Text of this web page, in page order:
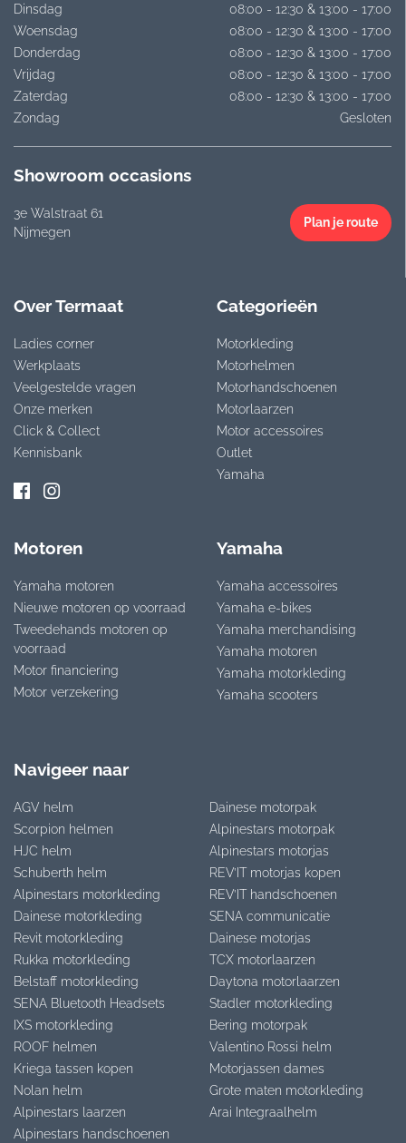
Dinsdag
08:00 - 12:30 & 13:00 - 17:00
Woensdag
08:00 - 12:30 & 13:00 - 17:00
Donderdag
08:00 - 12:30 & 13:00 - 17:00
Vrijdag
08:00 - 12:30 & 13:00 - 17:00
Zaterdag
08:00 - 12:30 & 13:00 - 17:00
Zondag
Gesloten
Showroom occasions
3e Walstraat 61
Nijmegen
Plan je route
Over Termaat
Ladies corner
Werkplaats
Veelgestelde vragen
Onze merken
Click & Collect
Kennisbank
Categorieën
Motorkleding
Motorhelmen
Motorhandschoenen
Motorlaarzen
Motor accessoires
Outlet
Yamaha
Motoren
Yamaha motoren
Nieuwe motoren op voorraad
Tweedehands motoren op
voorraad
Motor financiering
Motor verzekering
Yamaha
Yamaha accessoires
Yamaha e-bikes
Yamaha merchandising
Yamaha motoren
Yamaha motorkleding
Yamaha scooters
Navigeer naar
AGV helm
Scorpion helmen
HJC helm
Schuberth helm
Alpinestars motorkleding
Dainese motorkleding
Revit motorkleding
Rukka motorkleding
Belstaff motorkleding
SENA Bluetooth Headsets
IXS motorkleding
ROOF helmen
Kriega tassen kopen
Nolan helm
Alpinestars laarzen
Alpinestars handschoenen
Dainese motorpak
Alpinestars motorpak
Alpinestars motorjas
REV’IT motorjas kopen
REV’IT handschoenen
SENA communicatie
Dainese motorjas
TCX motorlaarzen
Daytona motorlaarzen
Stadler motorkleding
Bering motorpak
Valentino Rossi helm
Motorjassen dames
Grote maten motorkleding
Arai Integraalhelm